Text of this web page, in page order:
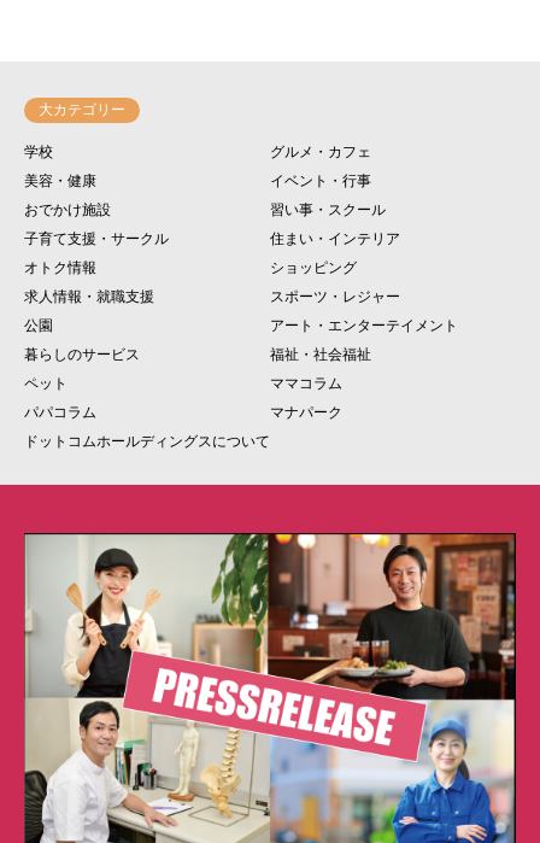
大カテゴリー
学校
グルメ・カフェ
美容・健康
イベント・行事
おでかけ施設
習い事・スクール
子育て支援・サークル
住まい・インテリア
オトク情報
ショッピング
求人情報・就職支援
スポーツ・レジャー
公園
アート・エンターテイメント
暮らしのサービス
福祉・社会福祉
ペット
ママコラム
パパコラム
マナパーク
ドットコムホールディングスについて